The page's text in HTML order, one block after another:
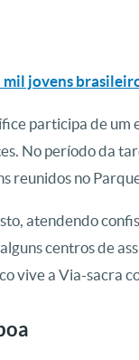
mil jovens
participa de
No período da
reunidos no
atendendo
centros de
vive a Via-sacra